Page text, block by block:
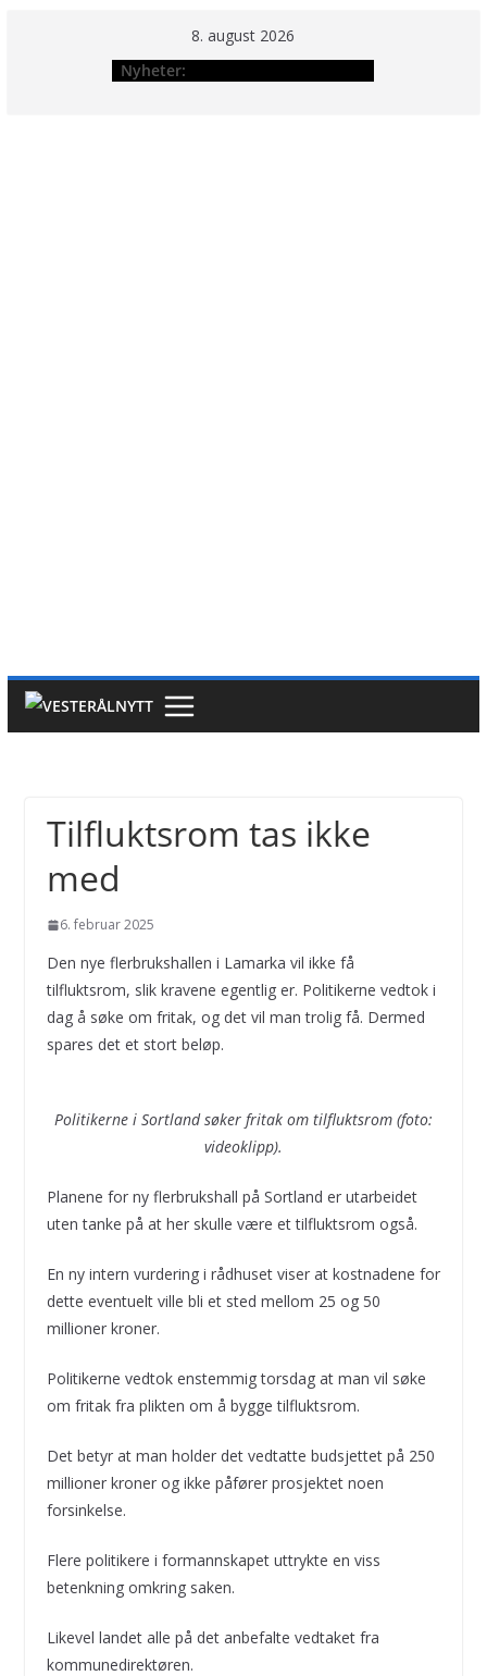
8. august 2026
Nyheter:
Tilfluktsrom tas ikke
med
6. februar 2025
Den nye flerbrukshallen i Lamarka vil ikke få
tilfluktsrom, slik kravene egentlig er. Politikerne vedtok i
dag å søke om fritak, og det vil man trolig få. Dermed
spares det et stort beløp.
Politikerne i Sortland søker fritak om tilfluktsrom (foto:
videoklipp).
Planene for ny flerbrukshall på Sortland er utarbeidet
uten tanke på at her skulle være et tilfluktsrom også.
En ny intern vurdering i rådhuset viser at kostnadene for
dette eventuelt ville bli et sted mellom 25 og 50
millioner kroner.
Politikerne vedtok enstemmig torsdag at man vil søke
om fritak fra plikten om å bygge tilfluktsrom.
Det betyr at man holder det vedtatte budsjettet på 250
millioner kroner og ikke påfører prosjektet noen
forsinkelse.
Flere politikere i formannskapet uttrykte en viss
betenkning omkring saken.
Likevel landet alle på det anbefalte vedtaket fra
kommunedirektøren.